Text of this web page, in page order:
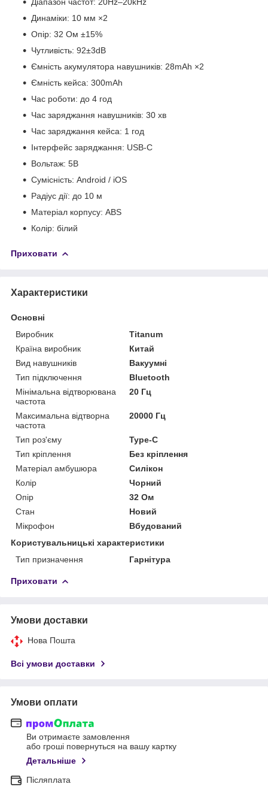
Динаміки: 10 мм ×2
Опір: 32 Ом ±15%
Чутливість: 92±3dB
Ємність акумулятора навушників: 28mAh ×2
Ємність кейса: 300mAh
Час роботи: до 4 год
Час заряджання навушників: 30 хв
Час заряджання кейса: 1 год
Інтерфейс заряджання: USB-C
Вольтаж: 5В
Сумісність: Android / iOS
Радіус дії: до 10 м
Матеріал корпусу: ABS
Колір: білий
Приховати
Характеристики
Основні
Виробник
Titanum
Країна виробник
Китай
Вид навушників
Вакуумні
Тип підключення
Bluetooth
Мінімальна відтворювана
частота
20 Гц
Максимальна відтворна
частота
20000 Гц
Тип роз'єму
Type-C
Тип кріплення
Без кріплення
Матеріал амбушюра
Силікон
Колір
Чорний
Опір
32 Ом
Стан
Новий
Мікрофон
Вбудований
Користувальницькі характеристики
Тип призначення
Гарнітура
Приховати
Умови доставки
Нова Пошта
Всі умови доставки
Умови оплати
Ви отримаєте замовлення
або гроші повернуться на вашу картку
Детальніше
Післяплата